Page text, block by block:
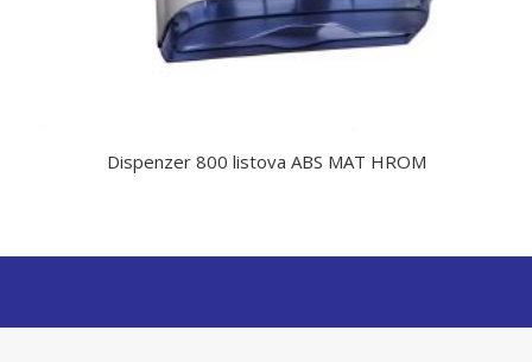
Dispenzer 800 listova ABS MAT HROM